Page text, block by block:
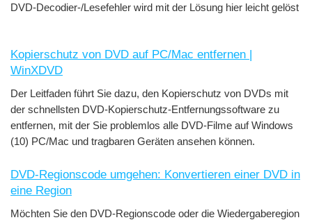
DVD-Decodier-/Lesefehler wird mit der Lösung hier leicht gelöst
Kopierschutz von DVD auf PC/Mac entfernen |
WinXDVD
Der Leitfaden führt Sie dazu, den Kopierschutz von DVDs mit
der schnellsten DVD-Kopierschutz-Entfernungssoftware zu
entfernen, mit der Sie problemlos alle DVD-Filme auf Windows
(10) PC/Mac und tragbaren Geräten ansehen können.
DVD-Regionscode umgehen: Konvertieren einer DVD in
eine Region
Möchten Sie den DVD-Regionscode oder die Wiedergaberegion